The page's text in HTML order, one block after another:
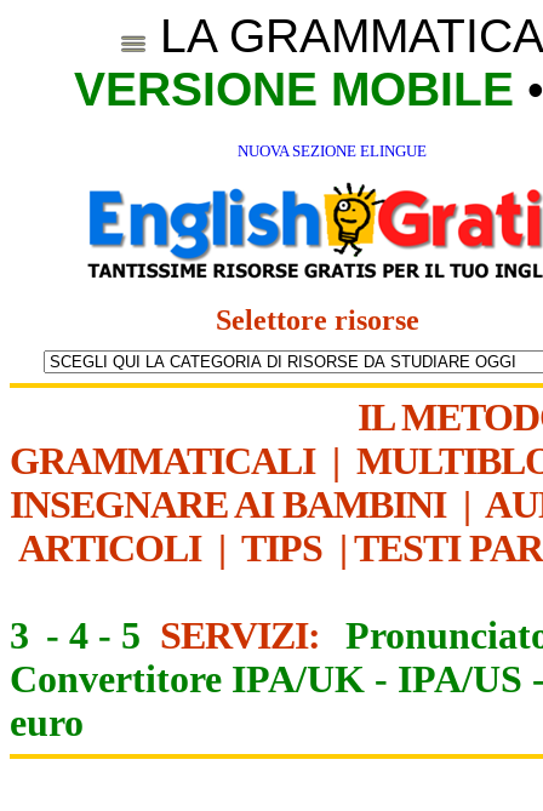
LA
VERSIONE MOBILE
NUOVA SEZIONE ELINGUE
Selettore risorse
IL
GRAMMATICALI|
INSEGNARE AI BAMBINI|
ARTICOLI| TIPS | TESTI
3 - 4 - 5 SERVIZI:
Convertitore IPA/UK - IPA/US
euro